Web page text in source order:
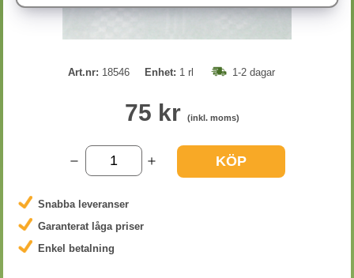
Art.nr: 18546 Enhet: 1 rl 1-2 dagar
75 kr (inkl. moms)
KÖP
Snabba leveranser
Garanterat låga priser
Enkel betalning